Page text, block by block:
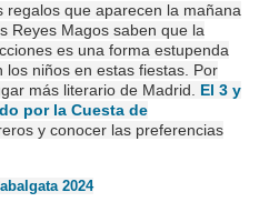
regalos que aparecen la mañana
Reyes Magos saben que la
es una forma estupenda
niños en estas fiestas. Por
más literario de Madrid. El 3 y
por la Cuesta de
y conocer las preferencias
2024